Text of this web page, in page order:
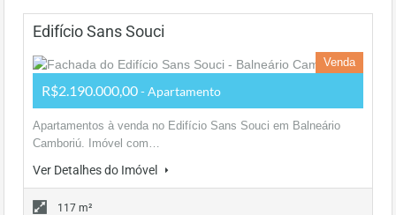
Edifício Sans Souci
Venda
R$2.190.000,00- Apartamento
Apartamentos à venda no Edifício Sans Souci em Balneário
Camboriú. Imóvel com…
Ver Detalhes do Imóvel
117 m²